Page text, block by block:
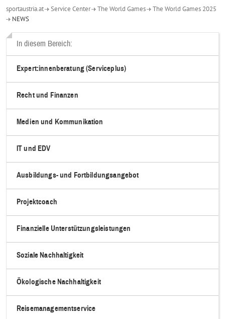
sportaustria.at Service Center The World Games
The World Games 2025
NEWS
In diesem Bereich:
Expert:innenberatung (Serviceplus)
Recht und Finanzen
Medien und Kommunikation
IT und EDV
Ausbildungs- und Fortbildungsangebot
Projektcoach
Finanzielle Unterstützungsleistungen
Soziale Nachhaltigkeit
Ökologische Nachhaltigkeit
Reisemanagementservice